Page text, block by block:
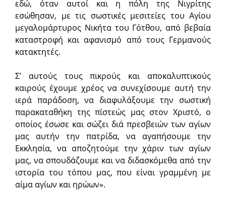
εδώ, όταν αυτοί και η πόλη της Νιγρίτης
εσώθησαν, με τις σωστικές μεσιτείες του Αγίου
μεγαλομάρτυρος Νικήτα του Γότθου, από βεβαία
καταστροφή και αφανισμό από τους Γερμανούς
κατακτητές.
Σ’ αυτούς τους πικρούς και αποκαλυπτικούς
καιρούς έχουμε χρέος να συνεχίσουμε αυτή την
ιερά παράδοση, να διαφυλάξουμε την σωστική
παρακαταθήκη της πίστεώς μας στον Χριστό, ο
οποίος έσωσε και σώζει διά πρεσβειών των αγίων
μας αυτήν την πατρίδα, να αγαπήσουμε την
Εκκλησία, να αποζητούμε την χάριν των αγίων
μας, να σπουδάζουμε και να διδασκόμεθα από την
ιστορία του τόπου μας, που είναι γραμμένη με
αίμα αγίων και ηρώων».